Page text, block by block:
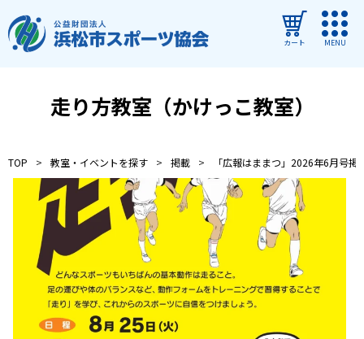
カート MENU
ご利用ガイド
よくある質問
協会について
管理施設
教室・イベントからのお知らせ
走り方教室（かけっこ教室）
TOP 教室・イベントを探す 掲載 「広報はままつ」2026年6月号掲